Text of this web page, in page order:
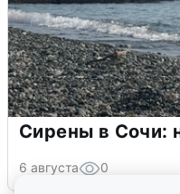
Сирены в Сочи:
6 августа 0